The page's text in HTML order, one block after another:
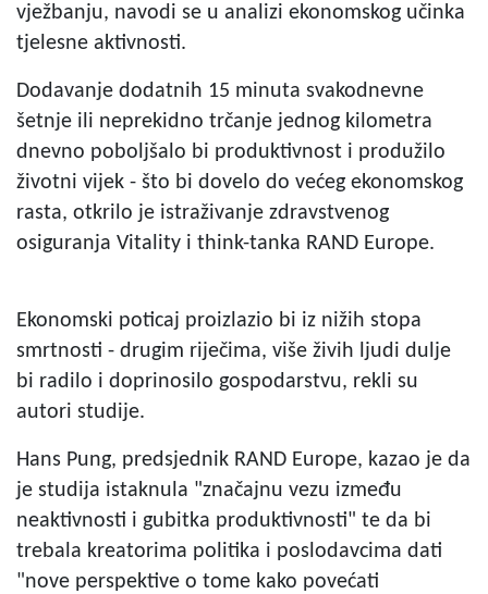
vježbanju, navodi se u analizi ekonomskog učinka
tjelesne aktivnosti.
Dodavanje dodatnih 15 minuta svakodnevne
šetnje ili neprekidno trčanje jednog kilometra
dnevno poboljšalo bi produktivnost i produžilo
životni vijek - što bi dovelo do većeg ekonomskog
rasta, otkrilo je istraživanje zdravstvenog
osiguranja Vitality i think-tanka RAND Europe.
Ekonomski poticaj proizlazio bi iz nižih stopa
smrtnosti - drugim riječima, više živih ljudi dulje
bi radilo i doprinosilo gospodarstvu, rekli su
autori studije.
Hans Pung, predsjednik RAND Europe, kazao je da
je studija istaknula "značajnu vezu između
neaktivnosti i gubitka produktivnosti" te da bi
trebala kreatorima politika i poslodavcima dati
"nove perspektive o tome kako povećati